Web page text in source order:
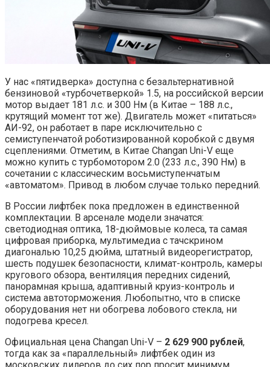
У нас «пятидверка» доступна с безальтернативной
бензиновой «турбочетверкой» 1.5, на российской версии
мотор выдает 181 л.с. и 300 Нм (в Китае – 188 л.с.,
крутящий момент тот же). Двигатель может «питаться»
АИ-92, он работает в паре исключительно с
семиступенчатой роботизированной коробкой с двумя
сцеплениями. Отметим, в Китае Changan Uni-V еще
можно купить с турбомотором 2.0 (233 л.с., 390 Нм) в
сочетании с классическим восьмиступенчатым
«автоматом». Привод в любом случае только передний.
В России лифтбек пока предложен в единственной
комплектации. В арсенале модели значатся:
светодиодная оптика, 18-дюймовые колеса, та самая
цифровая приборка, мультимедиа с тачскрином
диагональю 10,25 дюйма, штатный видеорегистратор,
шесть подушек безопасности, климат-контроль, камеры
кругового обзора, вентиляция передних сидений,
панорамная крыша, адаптивный круиз-контроль и
система автоторможения. Любопытно, что в списке
оборудования нет ни обогрева лобового стекла, ни
подогрева кресел.
Официальная цена Changan Uni-V – 2 629 900 рублей,
тогда как за «параллельный» лифтбек один из